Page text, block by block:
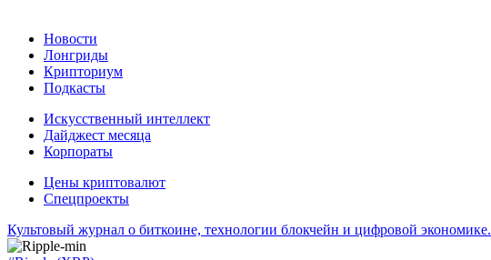
Новости
Лонгриды
Крипториум
Подкасты
Искусственный интеллект
Дайджест месяца
Корпораты
Цены криптовалют
Спецпроекты
Культовый журнал о биткоине, технологии блокчейн и цифровой экономике.